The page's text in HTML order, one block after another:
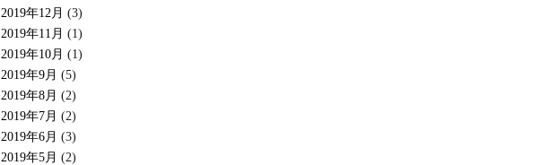
2019年12月 (3)
2019年11月 (1)
2019年10月 (1)
2019年9月 (5)
2019年8月 (2)
2019年7月 (2)
2019年6月 (3)
2019年5月 (2)